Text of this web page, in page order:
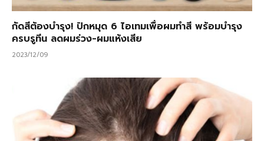
กัดสีต้องบำรุง! ปักหมุด 6 ไอเทมเพื่อผมทำสี พร้อมบำรุง
ครบรูทีน ลดผมร่วง-ผมแห้งเสีย
2023/12/09